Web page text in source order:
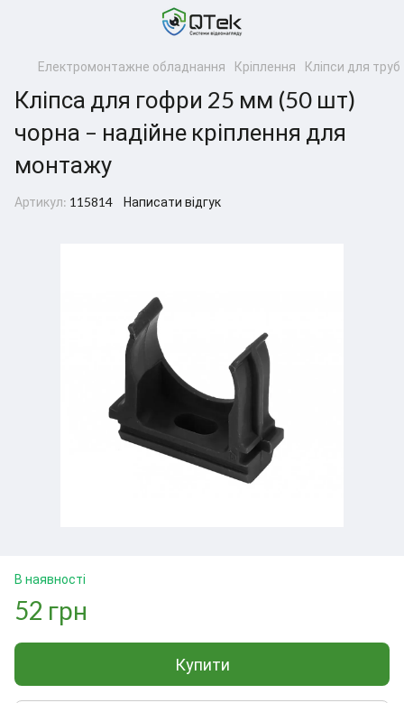
Електромонтажне обладнання Кріплення Кліпси для труб
Кліпса для гофри 25 мм (50 шт)
чорна – надійне кріплення для
монтажу
Артикул: 115814 Написати відгук
В наявності
52 грн
Купити